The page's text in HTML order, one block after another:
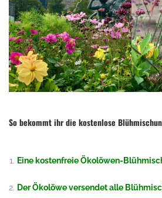
So bekommt ihr die kostenlose
Eine kostenfreie Ökolöwen-
Der Ökolöwe versendet alle